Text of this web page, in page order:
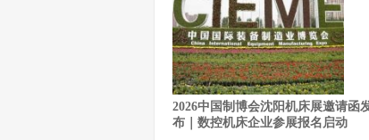
2026中国制博会沈阳机床展邀请函
布｜数控机床企业参展报名启动